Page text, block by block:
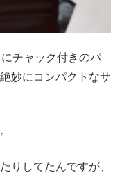
チャック付きのパ
妙にコンパクトなサ
りしてたんですが、